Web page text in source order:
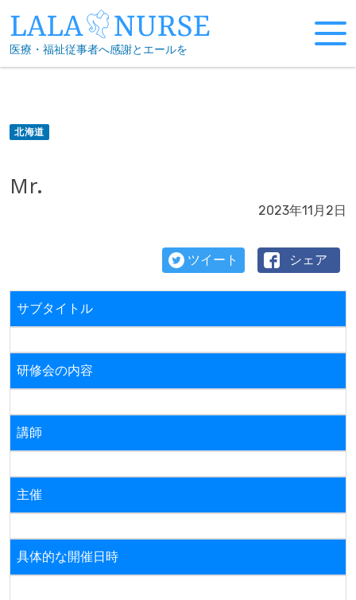
to
content
医療・福祉従事者へ感謝とエールを
北海道
Mr.
2023年11月2日
ツイート シェア
サブタイトル
研修会の内容
講師
主催
具体的な開催日時